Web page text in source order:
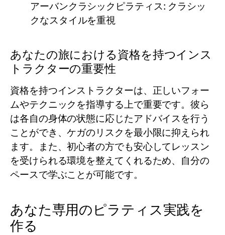
アーバンクラシックピラティス: クラシッ
クなスタイルを重視
あなたの旅における資格を持つインス
トラクターの重要性
資格を持つインストラクターは、正しいフォー
ムやテクニックを指導する上で重要です。彼ら
は各自の身体の状態に応じたアドバイスを行う
ことができ、ケガのリスクを最小限に抑えられ
ます。また、初心者の方でも安心してレッスン
を受けられる環境を整えてくれるため、自分の
ペースで学ぶことが可能です。
あなた専用のピラティス実践を
作る